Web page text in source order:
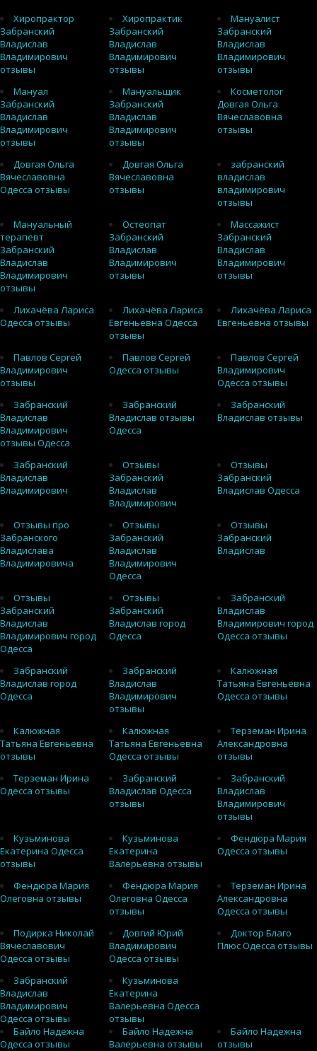
Хиропрактор
Забранский
Владислав
Владимирович
отзывы
Хиропрактик
Забранский
Владислав
Владимирович
отзывы
Мануалист
Забранский
Владислав
Владимирович
отзывы
Мануал
Забранский
Владислав
Владимирович
отзывы
Мануальщик
Забранский
Владислав
Владимирович
отзывы
Косметолог
Довгая Ольга
Вячеславовна
отзывы
Довгая Ольга
Вячеславовна
Одесса отзывы
Довгая Ольга
Вячеславовна
отзывы
забранский
владислав
владимирович
отзывы
Мануальный
терапевт
Забранский
Владислав
Владимирович
отзывы
Остеопат
Забранский
Владислав
Владимирович
отзывы
Массажист
Забранский
Владислав
Владимирович
отзывы
Лихачёва Лариса
Одесса отзывы
Лихачёва Лариса
Евгеньевна Одесса
отзывы
Лихачёва Лариса
Евгеньевна отзывы
Павлов Сергей
Владимирович
отзывы
Павлов Сергей
Одесса отзывы
Павлов Сергей
Владимирович
Одесса отзывы
Забранский
Владислав
Владимирович
отзывы Одесса
Забранский
Владислав отзывы
Одесса
Забранский
Владислав отзывы
Забранский
Владислав
Владимирович
Отзывы
Забранский
Владислав
Владимирович
Отзывы
Забранский
Владислав Одесса
Отзывы про
Забранского
Владислава
Владимировича
Отзывы
Забранский
Владислав
Владимирович
Одесса
Отзывы
Забранский
Владислав
Отзывы
Забранский
Владислав
Владимирович город
Одесса
Отзывы
Забранский
Владислав город
Одесса
Забранский
Владислав
Владимирович город
Одесса отзывы
Забранский
Владислав город
Одесса
Забранский
Владислав
Владимирович
отзывы
Калюжная
Татьяна Евгеньевна
Одесса отзывы
Калюжная
Татьяна Евгеньевна
отзывы
Калюжная
Татьяна Евгеньевна
Одесса отзывы
Терземан Ирина
Александровна
отзывы
Терземан Ирина
Одесса отзывы
Забранский
Владислав Одесса
отзывы
Забранский
Владислав
Владимирович
отзывы
Кузьминова
Екатерина Одесса
отзывы
Кузьминова
Екатерина
Валерьевна отзывы
Фендюра Мария
Одесса отзывы
Фендюра Мария
Олеговна отзывы
Фендюра Мария
Олеговна Одесса
отзывы
Терземан Ирина
Александровна
Одесса отзывы
Подирка Николай
Вячеславович
Одесса отзывы
Довгий Юрий
Владимирович
Одесса отзывы
Доктор Благо
Плюс Одесса отзывы
Забранский
Владислав
Владимирович
Одесса отзывы
Кузьминова
Екатерина
Валерьевна Одесса
отзывы
Байло Надежна
Одесса отзывы
Байло Надежна
Валерьевна отзывы
Байло Надежна
отзывы